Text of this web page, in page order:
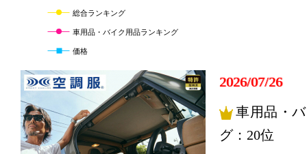
総合ランキング
車用品・バイク用品ランキング
価格
2026/07/26
車用品・
グ：20位